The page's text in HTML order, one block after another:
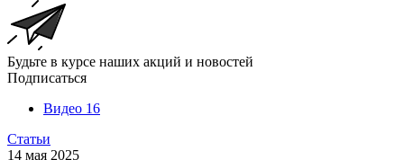
Будьте в курсе наших акций и новостей
Подписаться
Видео 16
Статьи
14 мая 2025